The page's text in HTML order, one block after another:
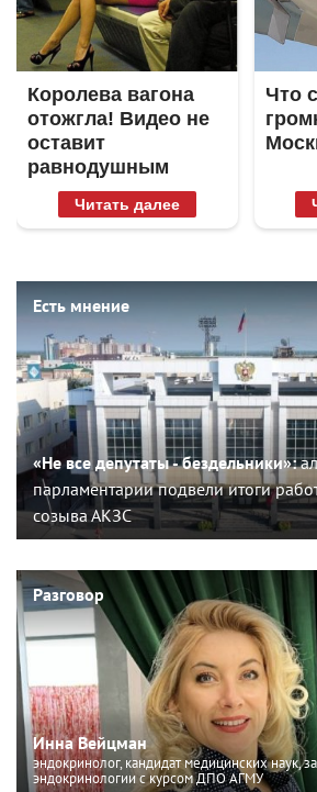
Королева вагона
отожгла! Видео не
оставит
равнодушным
Читать далее
Что
Есть мнение
«Не все депутаты - бездельники»:
парламентарии подвели итоги
созыва АКЗС
Разговор
Инна Вейцман
эндокринолог, кандидат медицинских наук,
эндокринологии с курсом ДПО АГМУ